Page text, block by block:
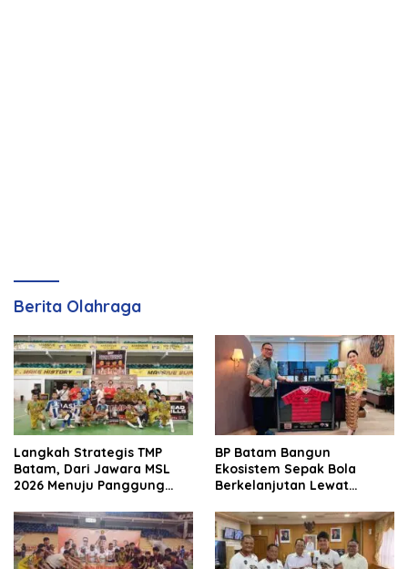
Berita Olahraga
Langkah Strategis TMP
Batam, Dari Jawara MSL
2026 Menuju Panggung
BP Batam Bangun
Ekosistem Sepak Bola
Berkelanjutan Lewat